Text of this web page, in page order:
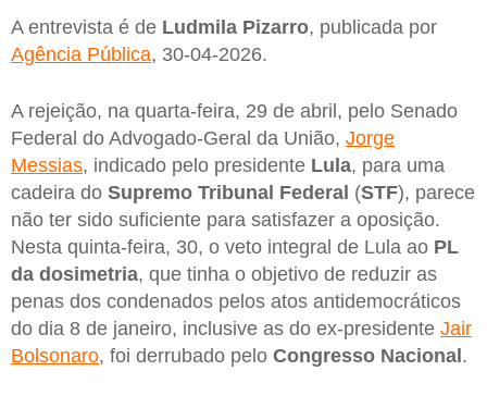
A entrevista é de Ludmila Pizarro, publicada por
Agência Pública, 30-04-2026.
A rejeição, na quarta-feira, 29 de abril, pelo Senado
Federal do Advogado-Geral da União, Jorge
Messias, indicado pelo presidente Lula, para uma
cadeira do Supremo Tribunal Federal (STF), parece
não ter sido suficiente para satisfazer a oposição.
Nesta quinta-feira, 30, o veto integral de Lula ao PL
da dosimetria, que tinha o objetivo de reduzir as
penas dos condenados pelos atos antidemocráticos
do dia 8 de janeiro, inclusive as do ex-presidente Jair
Bolsonaro, foi derrubado pelo Congresso Nacional.